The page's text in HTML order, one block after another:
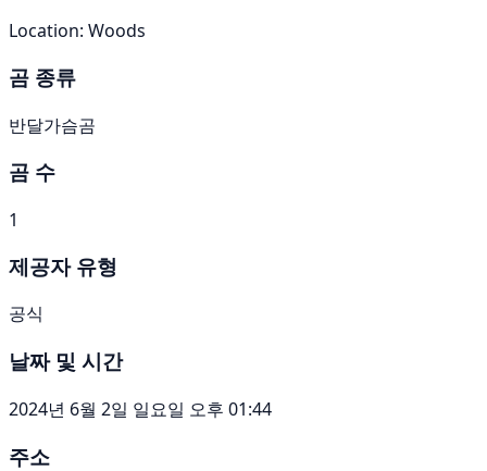
Location: Woods
곰 종류
반달가슴곰
곰 수
1
제공자 유형
공식
날짜 및 시간
2024년 6월 2일 일요일 오후 01:44
주소